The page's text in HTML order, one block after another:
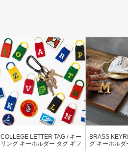
COLLEGE LETTER TAG / キー
リング キーホルダー タグ ギフ
BRASS
グ キーホル